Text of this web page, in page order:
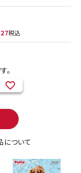
税込
。
について